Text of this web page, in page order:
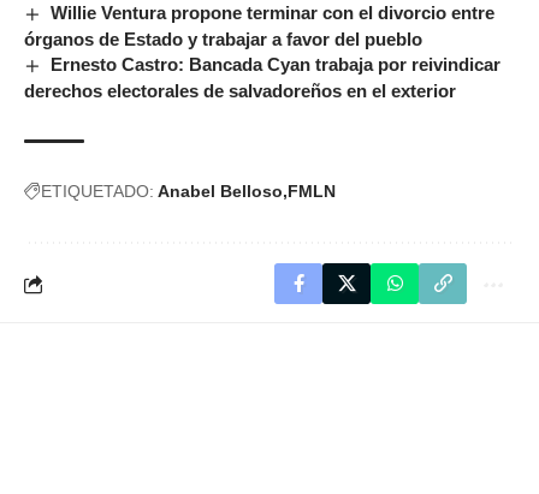
Willie Ventura propone terminar con el divorcio entre
órganos de Estado y trabajar a favor del pueblo
Ernesto Castro: Bancada Cyan trabaja por reivindicar
derechos electorales de salvadoreños en el exterior
ETIQUETADO: Anabel Belloso FMLN